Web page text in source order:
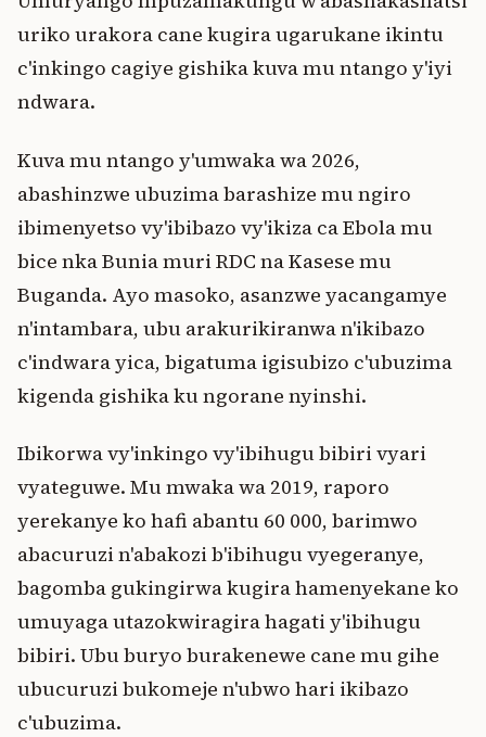
uriko urakora cane kugira ugarukane ikintu
c'inkingo cagiye gishika kuva mu ntango y'iyi
ndwara.
Kuva mu ntango y'umwaka wa 2026,
abashinzwe ubuzima barashize mu ngiro
ibimenyetso vy'ibibazo vy'ikiza ca Ebola mu
bice nka Bunia muri RDC na Kasese mu
Buganda. Ayo masoko, asanzwe yacangamye
n'intambara, ubu arakurikiranwa n'ikibazo
c'indwara yica, bigatuma igisubizo c'ubuzima
kigenda gishika ku ngorane nyinshi.
Ibikorwa vy'inkingo vy'ibihugu bibiri vyari
vyateguwe. Mu mwaka wa 2019, raporo
yerekanye ko hafi abantu 60 000, barimwo
abacuruzi n'abakozi b'ibihugu vyegeranye,
bagomba gukingirwa kugira hamenyekane ko
umuyaga utazokwiragira hagati y'ibihugu
bibiri. Ubu buryo burakenewe cane mu gihe
ubucuruzi bukomeje n'ubwo hari ikibazo
c'ubuzima.